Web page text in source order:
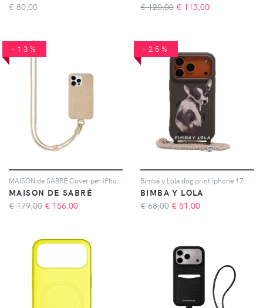
€ 80,00
€ 120,00 € 113,00
-13%
MAISON DE SABRÉ
€ 179,00 € 156,00
-25%
BIMBA Y LOLA
€ 68,00 € 51,00